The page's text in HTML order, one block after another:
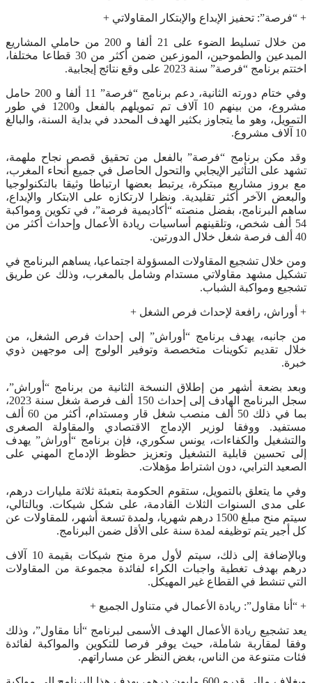
+ “فرصة”: تحفيز الإبداع والإبتكار المقاولاتي +
من خلال تسليط الضوء على 21 ألفا و 200 من حاملي المشاريع
المبدعين والطموحين، الموزعين ضمن أكثر من 30 قطاعا مختلفا،
اختتم برنامج “فرصة” سنة 2023 على وقع نتائج إيجابية.
وفي ختام دورته الثانية، دعم برنامج “فرصة” 11 ألفا و 200 حامل
مشروع، من بينهم 10 آلاف تم تمويلهم بالفعل و1200 في طور
التمويل، وهو ما يتجاوز بكثير الهدف المحدد في بداية السنة، والبالغ
10 آلاف مشروع.
وقد مكن برنامج “فرصة” بالفعل من تحقيق قصص نجاح ملهمة،
تشهد على التأثير الإيجابي والتحول الحاصل في جميع أنحاء المغرب،
مع بروز مشاريع مبتكرة، يرتبط بعضها ارتباطا وثيقا بالتكنولوجيا
والبعض الآخر أكثر تقليدية. ونظرا لارتكازه على الابتكار والإبداع،
ساهم البرنامج، بفضل منصته “أكاديمية فرصة”، في تكوين ومواكبة
54 ألف شخص، وتلقينهم أساسيات ريادة الأعمال وإحداث أكثر من
40 ألف فرصة شغل خلال الدورتين.
ومن خلال تشجيع المقاولات المسؤولة اجتماعيا، يساهم البرنامج في
تشكيل مشهد مقاولاتي مستدام وشامل بالمغرب، وذلك عن طريق
تشجيع ومواكبة الشباب.
+ أوراش، رافعة لإحداث فرص الشغل +
من جانبه، يهدف برنامج “أوراش” إلى إحداث فرص الشغل، من
خلال تقديم تكوينات متخصصة وتوفير الولوج إلى موجهين ذوي
خبرة.
وبعد بضعة أشهر من إطلاق النسخة الثانية من برنامج “أوراش”،
سجل البرنامج الهادف إلى إحداث 150 ألف فرصة شغل سنة 2023،
بما في ذلك 50 ألف منصب شغل قار ومستدام، أكثر من 60 ألف
مستفيد. ووفقا لوزير الإدماج الاقتصادي والمقاولة الصغرى
والتشغيل والكفاءات، يونس سكوري، فإن برنامج “أوراش” يهدف
إلى تحسين قابلية التشغيل وتعزيز حظوظ الإدماج المهني على
الصعيد الترابي، دون اشتراط مؤهلات.
وفي ما يتعلق بالتمويل، ستقوم الحكومة بتعبئة ثلاثة مليارات درهم،
على مدى السنوات الثلاث القادمة، على شكل شيكات. وبالتالي،
سيتم منح مبلغ 1500 درهم شهريا، ولمدة تسعة أشهر، للمقاولات عن
كل أجير يتم توظيفه لمدة سنة على الأقل ضمن البرنامج.
وبالإضافة إلى ذلك، سيتم لأول مرة منح شيكات بقيمة 10 آلاف
درهم بهدف تغطية واجبات الكراء لفائدة مجموعة من المقاولات
التي تنشط في القطاع غير المهيكل.
+ “أنا مقاول”: ريادة الأعمال في متناول الجميع +
يعد تشجيع ريادة الأعمال الهدف الأسمى لبرنامج “أنا مقاول”، وذلك
وفقا لمقاربة شاملة، حيث يوفر فرصا للتكوين والمواكبة لفائدة
فئات متنوعة من الناس، بغض النظر عن مساراتهم.